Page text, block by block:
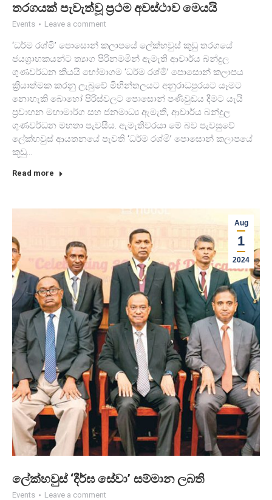
තරගයක් පැවැත්වූ ප්‍රථම අවස්ථාව මෙයයි
Events Leave a comment
‘ධර්ම රශ්මි’ පොසොන් කලාපයේ ලේක්හවුස් කූඩු තරගයේ
ජයග්‍රාහකයන්ට ත්‍යාග පිරිනමමින් ඇමැති ආචාර්ය බන්දුල
ගුණවර්ධන කියයි හෝමාගම ‘ධර්ම රශ්මි’ පොසොන් කලාපය
ක්‍රියාත්මක කරනු ලැබුවේ මිහින්තලයට අනුරාධපුරයට යෑමට
නොහැකි බොහෝ පිරිස්වලට පොසොන් පණිවුඩය දීමට යැයි
ප්‍රවාහන මහාමාර්ග සහ ජනමාධ්‍ය ඇමැති, ආචාර්ය බන්දුල
ගුණවර්ධන මහතා පැවසීය. ඇමැතිවරයා මේ බව පැවසුවේ
ලේක්හවුස් ආයතනයේ පැවති ‘ධර්ම රශ්මි’ පොසොන් කලාපයේ
කූඩු…
Read more
Aug
1
2024
ලේක්හවුස් ‘දීර්ඝ සේවා’ සම්මාන ලබති
Events Leave a comment